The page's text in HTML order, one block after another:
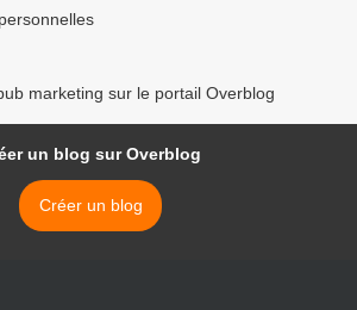
marketing sur le portail Overblog
un blog sur Overblog
Créer un blog